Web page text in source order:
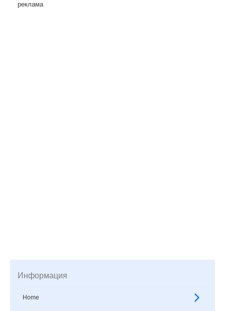
реклама
Информация
Home